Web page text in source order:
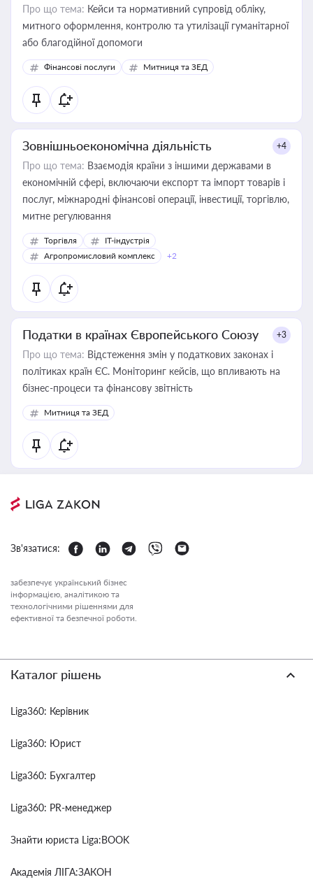
Про що тема: Кейси та нормативний супровід обліку,
митного оформлення, контролю та утилізації гуманітарної
або благодійної допомоги
Фінансові послуги Митниця та ЗЕД
Зовнішньоекономічна діяльність +4
Про що тема: Взаємодія країни з іншими державами в
економічній сфері, включаючи експорт та імпорт товарів і
послуг, міжнародні фінансові операції, інвестиції, торгівлю,
митне регулювання
Торгівля
IT-індустрія
Агропромисловий комплекс
+2
Податки в країнах Європейського Союзу +3
Про що тема: Відстеження змін у податкових законах і
політиках країн ЄС. Моніторинг кейсів, що впливають на
бізнес-процеси та фінансову звітність
Митниця та ЗЕД
Зв'язатися:
забезпечує український бізнес
інформацією, аналітикою та
технологічними рішеннями для
ефективної та безпечної роботи.
Каталог рішень
Liga360: Керівник
Liga360: Юрист
Liga360: Бухгалтер
Liga360: PR-менеджер
Знайти юриста Liga:BOOK
Академія ЛІГА:ЗАКОН